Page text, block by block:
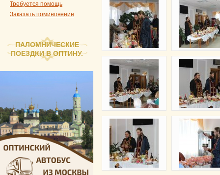
Требуется помощь
Заказать поминовение
ПАЛОМНИЧЕСКИЕ
ПОЕЗДКИ В ОПТИНУ.